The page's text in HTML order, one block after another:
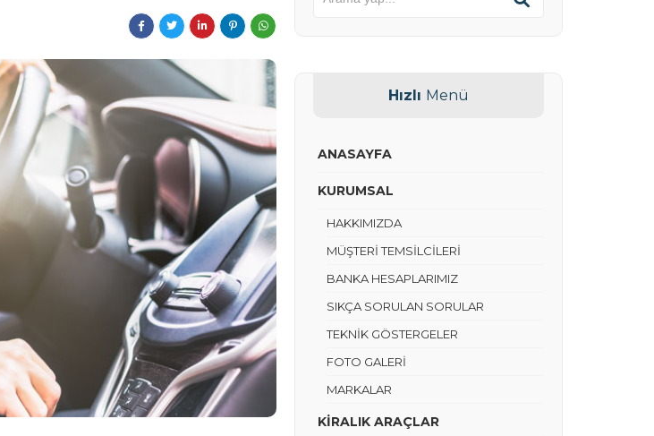
Hızlı Menü
ANASAYFA
KURUMSAL
HAKKIMIZDA
MÜŞTERİ TEMSİLCİLERİ
BANKA HESAPLARIMIZ
SIKÇA SORULAN SORULAR
TEKNİK GÖSTERGELER
FOTO GALERİ
MARKALAR
KİRALIK ARAÇLAR